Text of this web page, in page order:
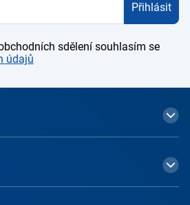
Přihlásit
sdělení souhlasím se
údajů